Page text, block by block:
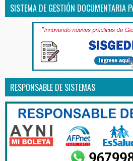
SISTEMA DE GESTIÓN DOCUMENTARIA
RESPONSABLE DE SISTEMAS